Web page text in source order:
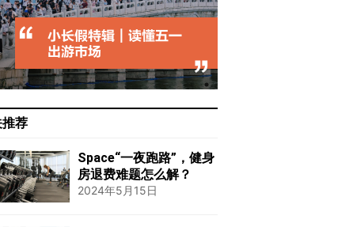
荐
Space“一夜跑路”，健身
房退费难题怎么解？
2024年5月15日